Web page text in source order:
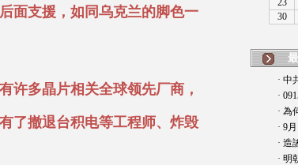
面支援，如同乌克兰的脚色一
许多晶片相关全球领先厂商，
了撤退台积电等工程师、炸毁
· 中
·
· 為
· 9
· 造
· 明